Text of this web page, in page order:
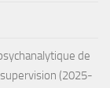
de
(2025-